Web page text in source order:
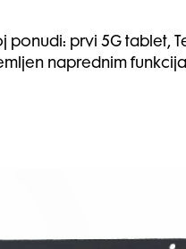
prvi 5G tablet,
naprednim